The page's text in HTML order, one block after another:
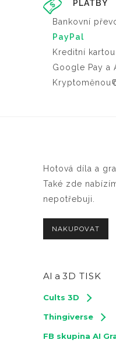
PLATBY
Bankovní
PayPal
Kreditní kartou
Google Pay a
Kryptoměnou
Hotová díla a
Také zde
nepotřebuji.
NAKUPOVAT
AI a 3D TISK
Cults 3D
Thingiverse
FB skupina AI